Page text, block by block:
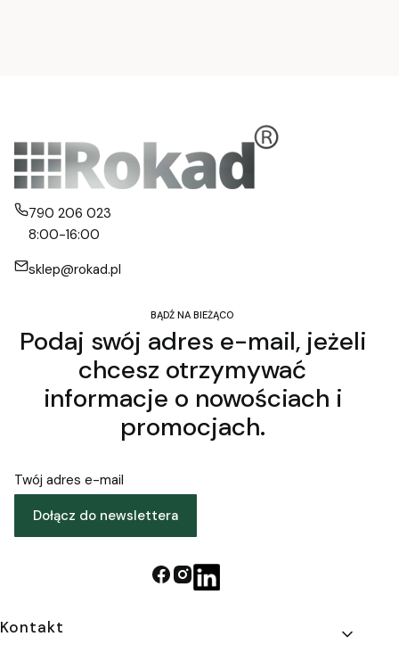
790 206 023
8:00-16:00
sklep@rokad.pl
BĄDŹ NA BIEŻĄCO
Podaj swój adres e-mail, jeżeli
chcesz otrzymywać
informacje o nowościach i
promocjach.
Twój adres e-mail
Dołącz do newslettera
Linki w stopce
Kontakt